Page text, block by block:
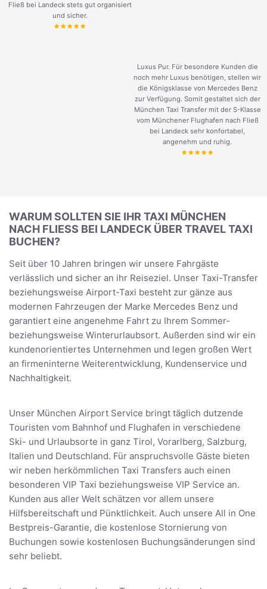
Fließ bei Landeck stets gut organisiert
und sicher.
Luxus Pur. Für besondere Kunden die
noch mehr Luxus benötigen, stellen wir
die Königsklasse von Mercedes Benz
zur Verfügung. Somit gestaltet sich der
München Taxi Transfer mit der S-Klasse
vom Münchener Flughafen nach Fließ
bei Landeck sehr konfortabel,
angenehm und ruhig.
WARUM SOLLTEN SIE IHR TAXI MÜNCHEN
NACH FLIESS BEI LANDECK ÜBER TRAVEL TAXI B
UCHEN?
Seit über 10 Jahren bringen wir unsere Fahrgäste
verlässlich und sicher an ihr Reiseziel. Unser Taxi-Transfer
beziehungsweise Airport-Taxi besteht zur gänze aus
modernen Fahrzeugen der Marke Mercedes Benz und
garantiert eine angenehme Fahrt zu Ihrem Sommer-
beziehungsweise Winterurlaubsort. Außerden sind wir ein
kundenorientiertes Unternehmen und legen großen Wert
an firmeninterne Weiterentwicklung, Kundenservice und
Nachhaltigkeit.
Unser München Airport Service bringt täglich dutzende
Touristen vom Bahnhof und Flughafen in verschiedene
Ski- und Urlaubsorte in ganz Tirol, Vorarlberg, Salzburg,
Italien und Deutschland. Für anspruchsvolle Gäste bieten
wir neben herkömmlichen Taxi Transfers auch einen
besonderen VIP Taxi beziehungsweise VIP Service an.
Kunden aus aller Welt schätzen vor allem unsere
Hilfsbereitschaft und Pünktlichkeit. Auch unsere All in One
Bestpreis-Garantie, die kostenlose Stornierung von
Buchungen sowie kostenlosen Buchungsänderungen sind
sehr beliebt.